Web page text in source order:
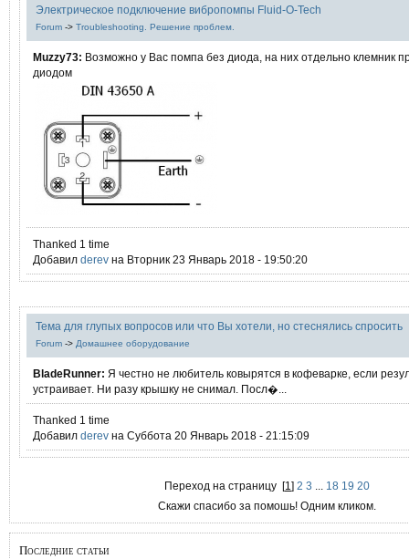
Электрическое подключение вибропомпы Fluid-O-Tech
Forum -> Troubleshooting. Решение проблем.
Muzzy73: Возможно у Вас помпа без диода, на них отдельно клемник
диодом
Thanked 1 time
Добавил derev на Вторник 23 Январь 2018 - 19:50:20
Тема для глупых вопросов или что Вы хотели, но стеснялись спросить
Forum -> Домашнее оборудование
BladeRunner: Я честно не любитель ковырятся в кофеварке, если
устраивает. Ни разу крышку не снимал. Посл�...
Thanked 1 time
Добавил derev на Суббота 20 Январь 2018 - 21:15:09
Переход на страницу [1 ] 2 3 18 19 20
Скажи спасибо за помошь! Одним кликом.
Последние статьи